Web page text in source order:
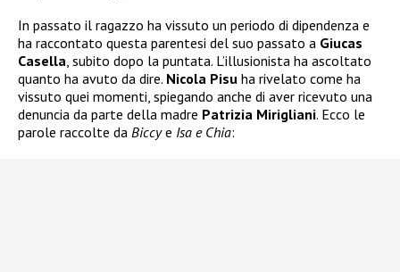
In passato il ragazzo ha vissuto un periodo di dipendenza e
ha raccontato questa parentesi del suo passato a Giucas
Casella, subito dopo la puntata. L’illusionista ha ascoltato
quanto ha avuto da dire. Nicola Pisu ha rivelato come ha
vissuto quei momenti, spiegando anche di aver ricevuto una
denuncia da parte della madre Patrizia Mirigliani. Ecco le
parole raccolte da Biccye Isa e Chia: